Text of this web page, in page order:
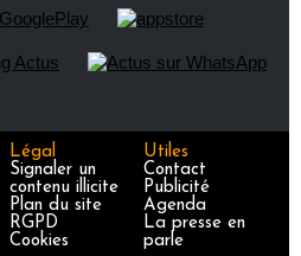
Légal
Signaler un
contenu illicite
Plan du site
RGPD
Cookies
Utiles
Contact
Publicité
Agenda
La presse en
parle